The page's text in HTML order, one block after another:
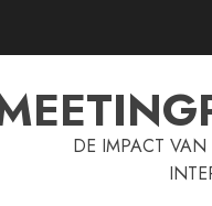
DE IMPACT